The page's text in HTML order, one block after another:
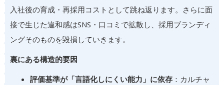
入社後の育成・再採用コストとして跳ね返ります。さらに面
接で生じた違和感はSNS・口コミで拡散し、採用ブランディ
ングそのものを毀損していきます。
裏にある構造的要因
評価基準が「言語化しにくい能力」に依存 ：カルチャ